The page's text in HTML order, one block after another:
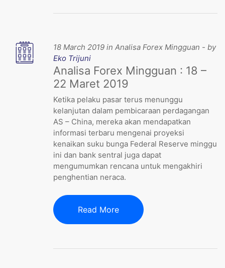
18 March 2019 in Analisa Forex Mingguan - by
Eko Trijuni
Analisa Forex Mingguan : 18 –
22 Maret 2019
Ketika pelaku pasar terus menunggu
kelanjutan dalam pembicaraan perdagangan
AS – China, mereka akan mendapatkan
informasi terbaru mengenai proyeksi
kenaikan suku bunga Federal Reserve minggu
ini dan bank sentral juga dapat
mengumumkan rencana untuk mengakhiri
penghentian neraca.
Read More